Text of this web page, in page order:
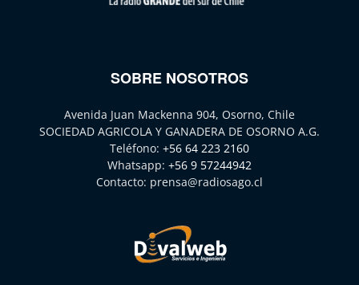
SOBRE NOSOTROS
Avenida Juan Mackenna 904, Osorno, Chile
SOCIEDAD AGRICOLA Y GANADERA DE OSORNO A.G.
Teléfono: +56 64 223 2160
Whatsapp: +56 9 57244942
Contacto: prensa@radiosago.cl